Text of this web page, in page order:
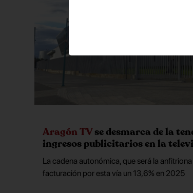
Aragón TVse desmarca de la
ingresos publicitarios en la
La cadena autonómica, que será la
facturación por esta vía un 13,6% en 2025